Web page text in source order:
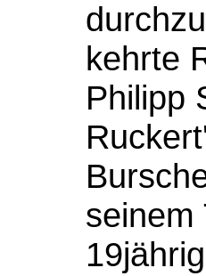
kehrte
Philipp
seinem